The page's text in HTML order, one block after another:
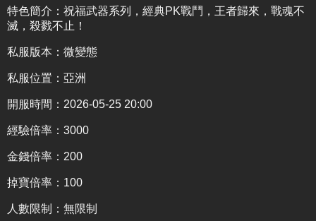
特色簡介： 祝福武器系列，經典PK戰鬥，王者歸來，戰魂不
滅，殺戮不止！
私服版本：微變態
私服位置：亞洲
開服時間：2026-05-25 20:00
經驗倍率：3000
金錢倍率：200
掉寶倍率：100
人數限制：無限制